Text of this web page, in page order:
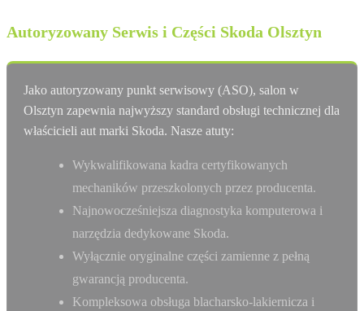
Autoryzowany Serwis i Części Skoda Olsztyn
Jako autoryzowany punkt serwisowy (ASO), salon w
Olsztyn zapewnia najwyższy standard obsługi technicznej dla
właścicieli aut marki Skoda. Nasze atuty:
Wykwalifikowana kadra certyfikowanych
mechaników przeszkolonych przez producenta.
Najnowocześniejsza diagnostyka komputerowa i
narzędzia dedykowane Skoda.
Wyłącznie oryginalne części zamienne z pełną
gwarancją producenta.
Kompleksowa obsługa blacharsko-lakiernicza i